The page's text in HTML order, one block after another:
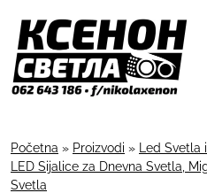
Početna » Proizvodi » Led
LED Sijalice za Dnevna Svetla,
Svetla